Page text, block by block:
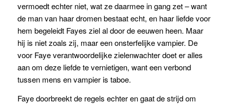
vermoedt echter niet, wat ze daarmee in gang zet – want
de man van haar dromen bestaat echt, en haar liefde voor
hem begeleidt Fayes ziel al door de eeuwen heen. Maar
hij is niet zoals zij, maar een onsterfelijke vampier. De
voor Faye verantwoordelijke zielenwachter doet er alles
aan om deze liefde te vernietigen, want een verbond
tussen mens en vampier is taboe.
Faye doorbreekt de regels echter en gaat de strijd om